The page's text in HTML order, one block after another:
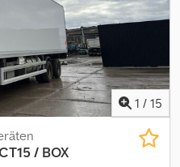
= Weitere Informationen =
Nachlaufgelenkt
kg Gesamtgewicht: 35.000
1 / 15
/ BOX